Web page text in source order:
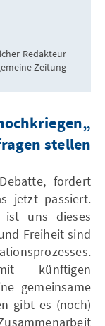
Redakteur
Zeitung
stellen.“
fordert
jetzt passiert.
ist uns dieses
Freiheit sind
künftigen
gemeinsame
gibt es (noch)